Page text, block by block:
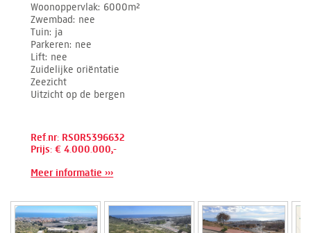
Woonoppervlak 6000m²
Zwembad nee
Tuin ja
Parkeren nee
Lift nee
Zuidelijke oriëntatie
Zeezicht
Uitzicht op de bergen
Ref.nr: RSOR5396632
Prijs: € 4.000.000,-
Meer informatie ›››